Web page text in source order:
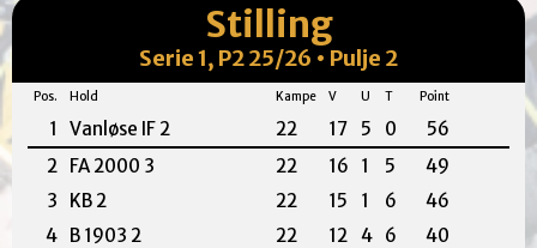
Stilling
Serie 1, P2 25/26 • Pulje 2
Pos. Hold Kampe V U T Point
1 Vanløse IF 2 22 17 5 0
56
2 FA 2000 3 22 16 1 5
49
3
KB 2 22 15 1 6
46
4 B 1903 2 22 12 4 6
40